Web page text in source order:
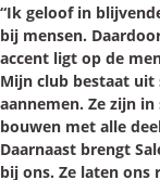
“Ik geloof in
bij mensen.
accent ligt op de
Mijn club bestaat uit
aannemen. Ze zijn
bouwen met alle
Daarnaast brengt
bij ons. Ze laten